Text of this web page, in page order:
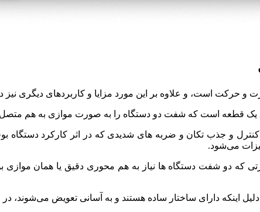
و حرکت است، و علاوه بر این مورد مزایا و کاربردهای دیگری نیز
یک قطعه است که شفت دو دستگاه را به صورت موازی به هم متصل
کنترل و جذب تکان و ضربه های شدیدی که در اثر کارکرد
می‌شود.
که دو شفت دستگاه ها نیاز به هم‌ محوری دقیق یا همان موازی
اینکه دارای ساختار ساده هستند و به آسانی تعویض می‌شوند،